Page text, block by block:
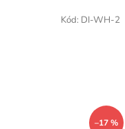
–17 %
Kód: DI-WH-2